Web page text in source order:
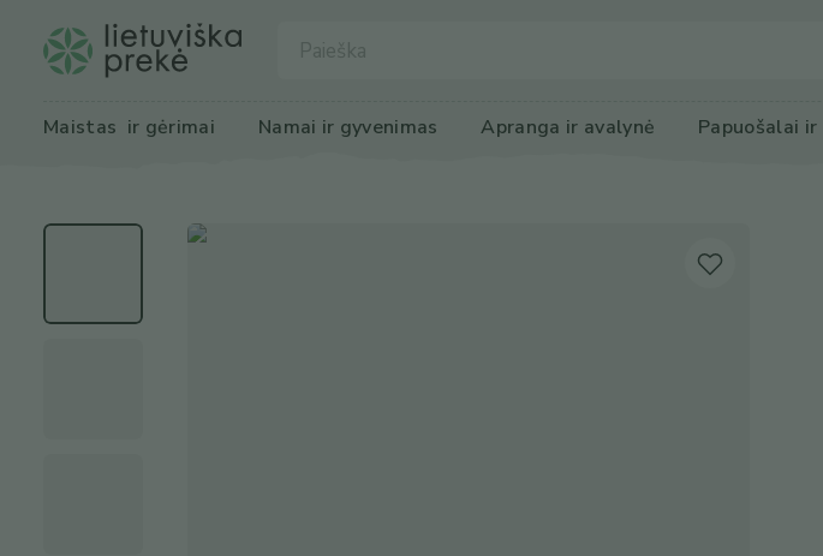
Maistas ir gėrimai Namai ir gyvenimas Apranga ir avalynė Papuošalai ir